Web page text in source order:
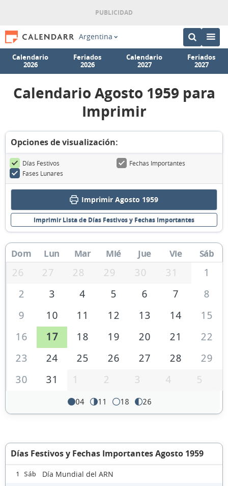
Argentina
Calendario
2026
Feriados
2026
Calendario
2027
Feriados
2027
Calendario Agosto 1959 para
Imprimir
Opciones de visualización:
Días Festivos
Fechas Importantes
Fases Lunares
Imprimir Agosto 1959
Imprimir Lista de Días Festivos y Fechas Importantes
Dom Lun Mar Mié Jue Vie Sáb
26 27 28 29 30 31
1
2
3 4 5 6 7
8
9
10 11 12 13 14
15
16
17 18 19 20 21
22
23
24 25 26 27 28
29
30
31 1 2 3 4 5
04 11 18 26
Días Festivos y Fechas Importantes Agosto 1959
1 Sáb Día Mundial del ARN